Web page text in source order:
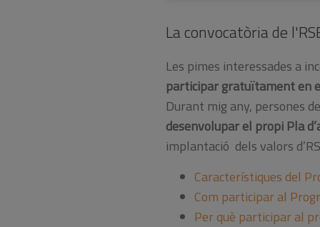
La convocatòria de
Les pimes interessades a
participar gratuïtament en
Durant mig any, persones
desenvolupar el propi Pla
implantació dels valors
Característiques del
Com participar al
Per què participar al